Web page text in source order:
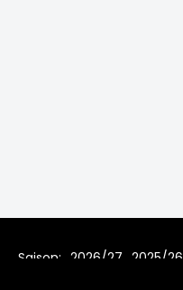
Saison: 2026/27 2025/26